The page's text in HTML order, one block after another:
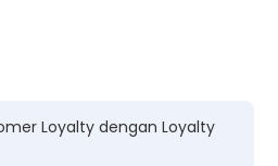
Loyalty dengan Loyalty